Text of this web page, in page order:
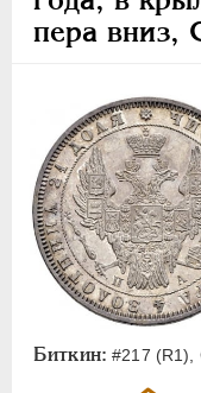
пера вниз,
Биткин: #217 (R1),